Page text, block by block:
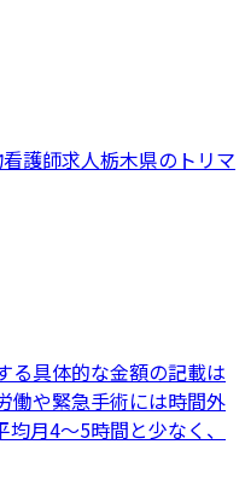
護師求人栃木県の トリマ
る具体的な金額の記載は
働や緊急手術には時間外
月4～5時間と少なく、